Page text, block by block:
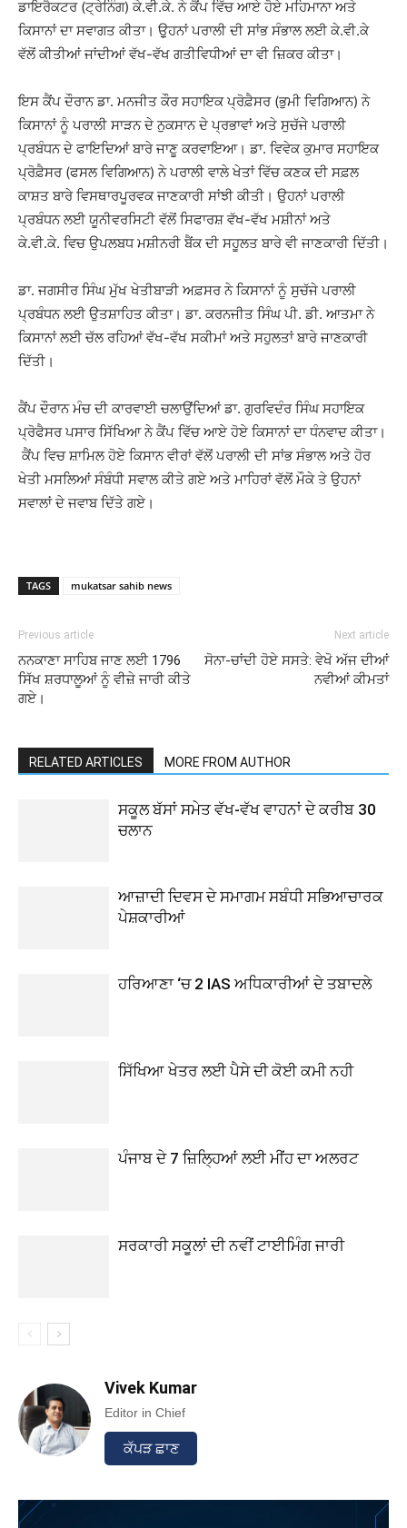
ਡਾਇਰੈਕਟਰ (ਟ੍ਰੇਨਿੰਗ) ਕੇ.ਵੀ.ਕੇ. ਨੇ ਕੈਂਪ ਵਿੱਚ ਆਏ ਹੋਏ ਮਹਿਮਾਨਾ ਅਤੇ
ਕਿਸਾਨਾਂ ਦਾ ਸਵਾਗਤ ਕੀਤਾ। ਉੁਹਨਾਂ ਪਰਾਲੀ ਦੀ ਸਾਂਭ ਸੰਭਾਲ ਲਈ ਕੇ.ਵੀ.ਕੇ
ਵੱਲੋਂ ਕੀਤੀਆਂ ਜਾਂਦੀਆਂ ਵੱਖ-ਵੱਖ ਗਤੀਵਿਧੀਆਂ ਦਾ ਵੀ ਜ਼ਿਕਰ ਕੀਤਾ।
ਇਸ ਕੈਂਪ ਦੌਰਾਨ ਡਾ. ਮਨਜੀਤ ਕੌਰ ਸਹਾਇਕ ਪ੍ਰੋਫ਼ੈਸਰ (ਭੁਮੀ ਵਿਗਿਆਨ) ਨੇ
ਕਿਸਾਨਾਂ ਨੂੰ ਪਰਾਲੀ ਸਾੜਨ ਦੇ ਨੁਕਸਾਨ ਦੇ ਪ੍ਰਭਾਵਾਂ ਅਤੇ ਸੁਚੱਜੇ ਪਰਾਲੀ
ਪ੍ਰਬੰਧਨ ਦੇ ਫਾਇਦਿਆਂ ਬਾਰੇ ਜਾਣੂ ਕਰਵਾਇਆ। ਡਾ. ਵਿਵੇਕ ਕੁਮਾਰ ਸਹਾਇਕ
ਪ੍ਰੋਫ਼ੈਸਰ (ਫਸਲ ਵਿਗਿਆਨ) ਨੇ ਪਰਾਲੀ ਵਾਲੇ ਖੇਤਾਂ ਵਿੱਚ ਕਣਕ ਦੀ ਸਫ਼ਲ
ਕਾਸ਼ਤ ਬਾਰੇ ਵਿਸਥਾਰਪੂਰਵਕ ਜਾਣਕਾਰੀ ਸਾਂਝੀ ਕੀਤੀ। ਉਹਨਾਂ ਪਰਾਲੀ
ਪ੍ਰਬੰਧਨ ਲਈ ਯੂਨੀਵਰਸਿਟੀ ਵੱਲੋਂ ਸਿਫਾਰਸ਼ ਵੱਖ-ਵੱਖ ਮਸ਼ੀਨਾਂ ਅਤੇ
ਕੇ.ਵੀ.ਕੇ. ਵਿਚ ਉਪਲਬਧ ਮਸ਼ੀਨਰੀ ਬੈਂਕ ਦੀ ਸਹੂਲਤ ਬਾਰੇ ਵੀ ਜਾਣਕਾਰੀ ਦਿੱਤੀ।
ਡਾ. ਜਗਸੀਰ ਸਿੰਘ ਮੁੱਖ ਖੇਤੀਬਾੜੀ ਅਫ਼ਸਰ ਨੇ ਕਿਸਾਨਾਂ ਨੂੰ ਸੁਚੱਜੇ ਪਰਾਲੀ
ਪ੍ਰਬੰਧਨ ਲਈ ਉਤਸ਼ਾਹਿਤ ਕੀਤਾ। ਡਾ. ਕਰਨਜੀਤ ਸਿੰਘ ਪੀ. ਡੀ. ਆਤਮਾ ਨੇ
ਕਿਸਾਨਾਂ ਲਈ ਚੱਲ ਰਹਿਆਂ ਵੱਖ-ਵੱਖ ਸਕੀਮਾਂ ਅਤੇ ਸਹੁਲਤਾਂ ਬਾਰੇ ਜਾਣਕਾਰੀ
ਦਿੱਤੀ।
ਕੈਂਪ ਦੌਰਾਨ ਮੰਚ ਦੀ ਕਾਰਵਾਈ ਚਲਾਉਂਦਿਆਂ ਡਾ. ਗੁਰਵਿਦੰਰ ਸਿੰਘ ਸਹਾਇਕ
ਪ੍ਰੋਫੈਸਰ ਪਸਾਰ ਸਿੱਖਿਆ ਨੇ ਕੈਂਪ ਵਿੱਚ ਆਏ ਹੋਏ ਕਿਸਾਨਾਂ ਦਾ ਧੰਨਵਾਦ ਕੀਤਾ।
ਕੈਂਪ ਵਿਚ ਸ਼ਾਮਿਲ ਹੋਏ ਕਿਸਾਨ ਵੀਰਾਂ ਵੱਲੋਂ ਪਰਾਲੀ ਦੀ ਸਾਂਭ ਸੰਭਾਲ ਅਤੇ ਹੋਰ
ਖੇਤੀ ਮਸਲਿਆਂ ਸੰਬੰਧੀ ਸਵਾਲ ਕੀਤੇ ਗਏ ਅਤੇ ਮਾਹਿਰਾਂ ਵੱਲੋਂ ਮੌਕੇ ਤੇ ਉਹਨਾਂ
ਸਵਾਲਾਂ ਦੇ ਜਵਾਬ ਦਿੱਤੇ ਗਏ।
TAGS mukatsar sahib news
Previous article
ਨਨਕਾਣਾ ਸਾਹਿਬ ਜਾਣ ਲਈ 1796
ਸਿੱਖ ਸ਼ਰਧਾਲੂਆਂ ਨੂੰ ਵੀਜ਼ੇ ਜਾਰੀ ਕੀਤੇ
ਗਏ।
Next article
ਸੋਨਾ-ਚਾਂਦੀ ਹੋਏ ਸਸਤੇ: ਵੇਖੋ ਅੱਜ ਦੀਆਂ
ਨਵੀਆਂ ਕੀਮਤਾਂ
RELATED ARTICLES MORE FROM AUTHOR
ਸਕੂਲ ਬੱਸਾਂ ਸਮੇਤ ਵੱਖ-ਵੱਖ ਵਾਹਨਾਂ ਦੇ ਕਰੀਬ 30
ਚਲਾਨ
ਆਜ਼ਾਦੀ ਦਿਵਸ ਦੇ ਸਮਾਗਮ ਸਬੰਧੀ ਸਭਿਆਚਾਰਕ
ਪੇਸ਼ਕਾਰੀਆਂ
ਹਰਿਆਣਾ ‘ਚ 2 IAS ਅਧਿਕਾਰੀਆਂ ਦੇ ਤਬਾਦਲੇ
ਸਿੱਖਿਆ ਖੇਤਰ ਲਈ ਪੈਸੇ ਦੀ ਕੋਈ ਕਮੀ ਨਹੀ
ਪੰਜਾਬ ਦੇ 7 ਜ਼ਿਲ੍ਹਿਆਂ ਲਈ ਮੀਂਹ ਦਾ ਅਲਰਟ
ਸਰਕਾਰੀ ਸਕੂਲਾਂ ਦੀ ਨਵੀਂ ਟਾਈਮਿੰਗ ਜਾਰੀ
Vivek Kumar
Editor in Chief
ਕੱਪੜ ਛਾਣ